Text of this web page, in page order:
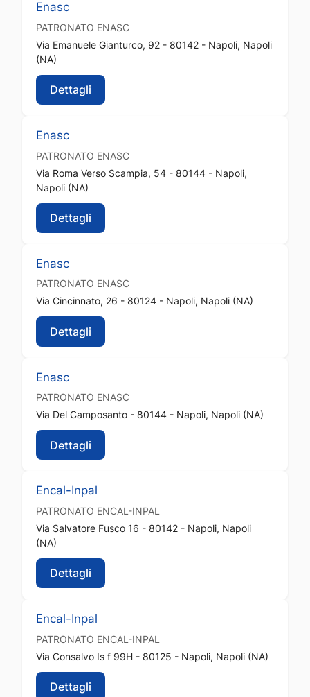
Enasc
PATRONATO ENASC
Via Emanuele Gianturco, 92 - 80142 - Napoli, Napoli
(NA)
Dettagli
Enasc
PATRONATO ENASC
Via Roma Verso Scampia, 54 - 80144 - Napoli,
Napoli (NA)
Dettagli
Enasc
PATRONATO ENASC
Via Cincinnato, 26 - 80124 - Napoli, Napoli (NA)
Dettagli
Enasc
PATRONATO ENASC
Via Del Camposanto - 80144 - Napoli, Napoli (NA)
Dettagli
Encal-Inpal
PATRONATO ENCAL-INPAL
Via Salvatore Fusco 16 - 80142 - Napoli, Napoli
(NA)
Dettagli
Encal-Inpal
PATRONATO ENCAL-INPAL
Via Consalvo Is f 99H - 80125 - Napoli, Napoli (NA)
Dettagli